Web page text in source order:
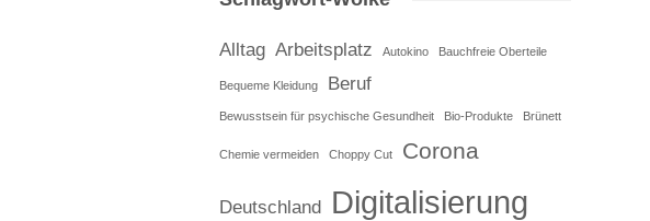
Alltag Arbeitsplatz Autokino Bauchfreie Oberteile
Bequeme Kleidung Beruf
Bewusstsein für psychische Gesundheit Bio-Produkte Brünett
Chemie vermeiden Choppy Cut Corona
Deutschland Digitalisierung